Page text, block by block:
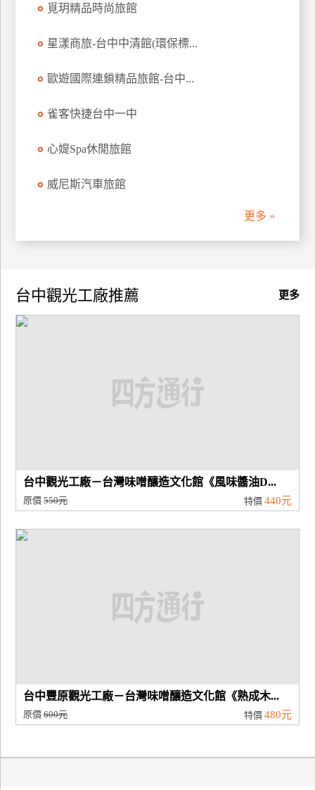
飯
作
計
商
覓玥精品時尚旅館
星漾商旅-台中中清館(環保標...
歐遊國際連鎖精品旅館-台中...
雀客快捷台中一中
心媞Spa休閒旅館
威尼斯汽車旅館
更多 »
更多
台中觀光工廠推薦
台中觀光工廠－台灣味噌釀造文化館《風味醬油D...
原價550元 特價 440元
台中豐原觀光工廠－台灣味噌釀造文化館《熟成木...
原價600元 特價 480元